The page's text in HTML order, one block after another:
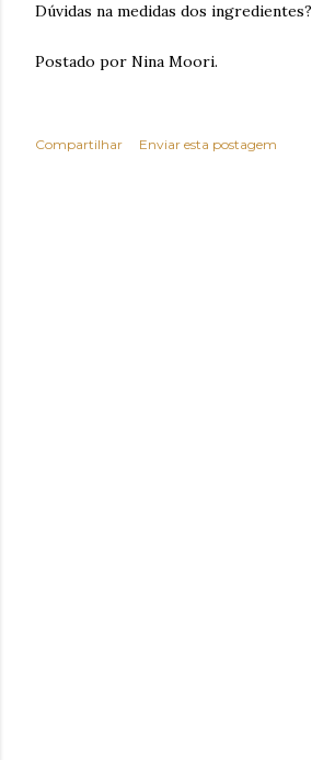
Dúvidas na medidas dos ingredientes?
Postado por Nina Moori.
Compartilhar Enviar esta postagem